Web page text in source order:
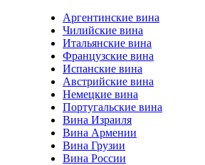
Аргентинские вина
Чилийские вина
Итальянские вина
Французские вина
Испанские вина
Австрийские вина
Немецкие вина
Португальские вина
Вина Израиля
Вина Армении
Вина Грузии
Вина России